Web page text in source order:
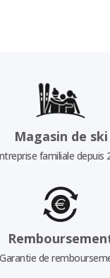
Magasin de ski
familiale depuis
Garantie de